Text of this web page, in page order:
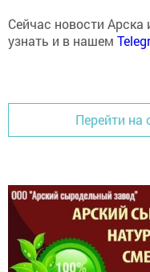
Сейчас новости
узнать и в нашем
Перейти на